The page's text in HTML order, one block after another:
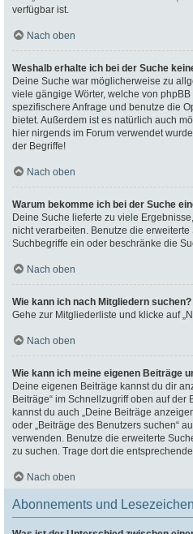
verfügbar ist.
Nach oben
Weshalb erhalte ich bei der Suche
Deine Suche war möglicherweise zu
viele gängige Wörter, welche von
spezifischere Anfrage und benutze die
bietet. Außerdem ist es natürlich auch
hier nirgends im Forum verwendet
der Begriffe!
Nach oben
Warum bekomme ich bei der Suche
Deine Suche lieferte zu viele
nicht verarbeiten. Benutze die
Suchbegriffe ein oder beschränke die
Nach oben
Wie kann ich nach Mitgliedern suchen?
Gehe zur Mitgliederliste und klicke auf
Nach oben
Wie kann ich meine eigenen Beiträge
Deine eigenen Beiträge kannst du dir
Beiträge“ im Schnellzugriff oben auf der
kannst du auch „Deine Beiträge
oder „Beiträge des Benutzers suchen“
verwenden. Benutze die erweiterte
zu suchen. Trage dort die
Nach oben
Abonnements und Lesezeichen